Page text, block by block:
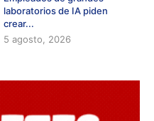
laboratorios de IA piden
crear...
5 agosto, 2026